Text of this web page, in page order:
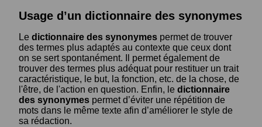
Usage d’un dictionnaire des synonymes
Le dictionnaire des synonymes permet de trouver
des termes plus adaptés au contexte que ceux dont
on se sert spontanément. Il permet également de
trouver des termes plus adéquat pour restituer un trait
caractéristique, le but, la fonction, etc. de la chose, de
l'être, de l'action en question. Enfin, le dictionnaire
des synonymes permet d’éviter une répétition de
mots dans le même texte afin d’améliorer le style de
sa rédaction.